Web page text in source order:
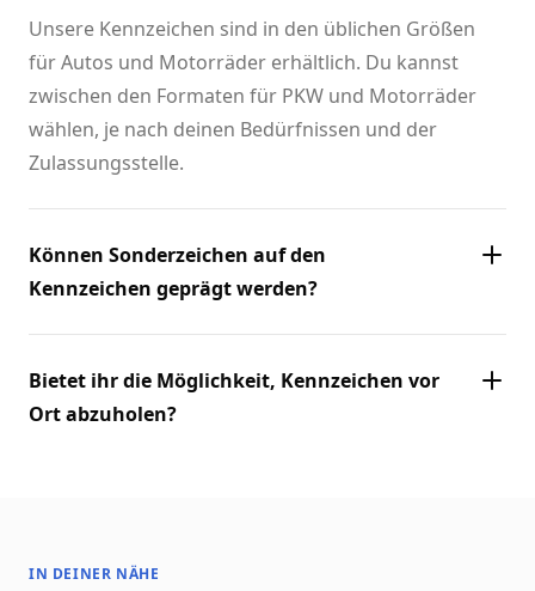
Unsere Kennzeichen sind in den üblichen Größen
für Autos und Motorräder erhältlich. Du kannst
zwischen den Formaten für PKW und Motorräder
wählen, je nach deinen Bedürfnissen und der
Zulassungsstelle.
Können Sonderzeichen auf den
Kennzeichen geprägt werden?
Bietet ihr die Möglichkeit, Kennzeichen vor
Ort abzuholen?
IN DEINER NÄHE